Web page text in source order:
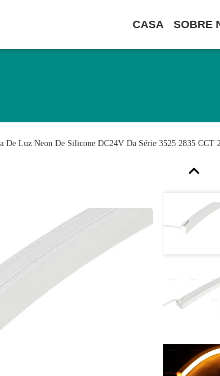
CASA SOBRE
De Luz Neon De Silicone DC24V Da Série 3525 2835 CCT